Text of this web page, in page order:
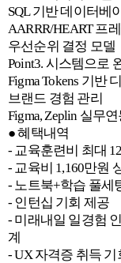
SQL 기반 데이터베
AARRR/HEART 프
우선순위 결정 모델
Point3. 시스템으로
Figma Tokens 기반
브랜드 경험 관리
Figma, Zeplin 실무
● 혜택내역
- 교육훈련비 최대
- 교육비 1,160만원
- 노트북+학습 풀세
- 인턴십 기회 제공
- 미래내일 일경험
계
- UX 자격증 취득